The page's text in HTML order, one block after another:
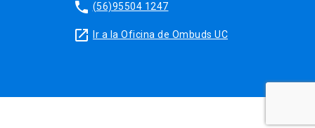
phone (56)95504 1247
launch Ir a la Oficina de Ombuds UC